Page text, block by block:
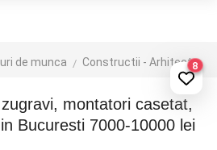
de munca Constructii - Arhitectura - Design8
Bucuresti 7000-10000 lei